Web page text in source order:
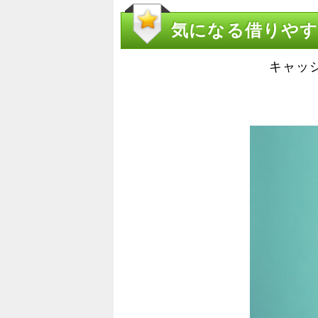
気になる借りや
キャッ